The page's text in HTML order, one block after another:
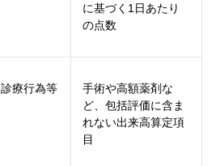
に基づく1日あたり
の点数
診療行為等
手術や高額薬剤な
ど、包括評価に含ま
れない出来高算定項
目